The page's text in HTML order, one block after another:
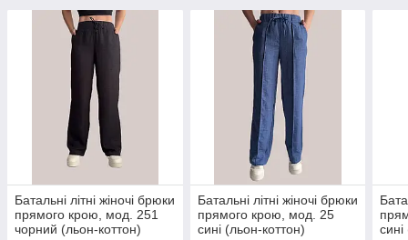
Батальні літні жіночі брюки
прямого крою, мод. 251
чорний (льон-коттон)
Батальні літні жіночі брюки
прямого крою, мод. 25
сині (льон-коттон)